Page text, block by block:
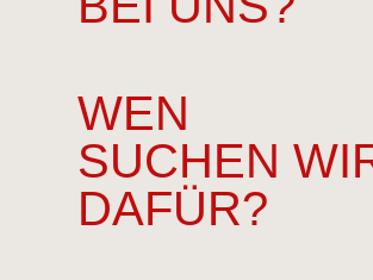
WEN
SUCHEN
DAFÜR?